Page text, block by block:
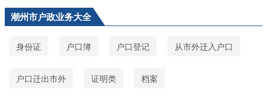
潮州市户政业务大全
身份证 户口簿 户口登记 从市外迁入户口
户口迁出市外 证明类 档案